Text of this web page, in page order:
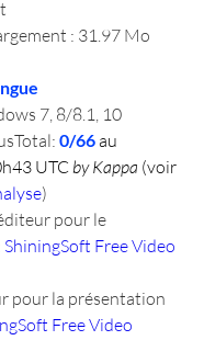
: 31.97 Mo
7, 8/8.1, 10
0/66 au
UTC by Kappa (voir
)
pour le
ShiningSoft Free Video
pour la présentation
Free Video